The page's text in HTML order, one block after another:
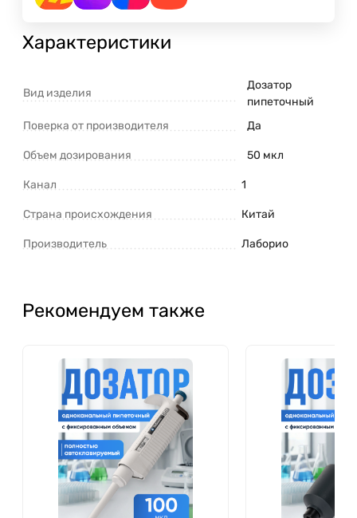
Характеристики
Вид изделия
Дозатор
пипеточный
Поверка от производителя
Да
Объем дозирования 50 мкл
Канал 1
Страна происхождения Китай
Производитель Лаборио
Рекомендуем также